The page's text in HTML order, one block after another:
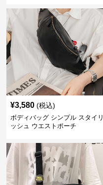
¥3,580 (税込)
ボディバッグ シンプル スタイリ
ッシュ ウエストポーチ